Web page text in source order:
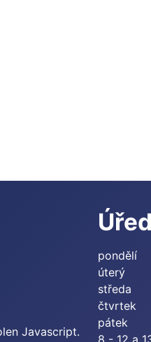
Javascript.
pondělí
úterý
středa
čtvrtek
pátek
8 - 12 a